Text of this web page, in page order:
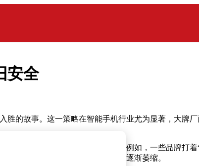
安全
的故事。这一策略在智能手机行业尤为显著，大牌
有时也伴随着高价低配的风险。例如，一些品牌打
传统厚重的小众三防手机市场正逐渐萎缩。